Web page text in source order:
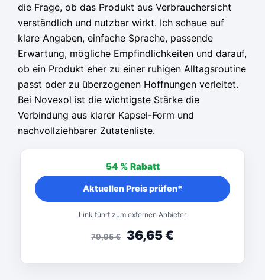
die Frage, ob das Produkt aus Verbrauchersicht
verständlich und nutzbar wirkt. Ich schaue auf
klare Angaben, einfache Sprache, passende
Erwartung, mögliche Empfindlichkeiten und darauf,
ob ein Produkt eher zu einer ruhigen Alltagsroutine
passt oder zu überzogenen Hoffnungen verleitet.
Bei Novexol ist die wichtigste Stärke die
Verbindung aus klarer Kapsel-Form und
nachvollziehbarer Zutatenliste.
54 % Rabatt
79,95€ 36,65€
Aktuellen Preis prüfen*
Link führt zum externen Anbieter